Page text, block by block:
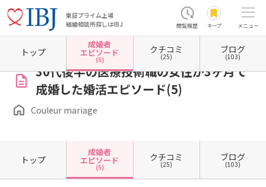
東証プライム上場
結婚相談所探しはIBJ
閲覧履歴 キープ メニュー
ホーム 福岡県の結婚相談所 福岡県福岡市 福岡県福岡市博多区 Couleur mariage
30代後半の医療技術職の女性が3ヶ月で
成婚した婚活エピソード(5)
Couleur mariage
トップ
成婚者
エピソード
(5)
クチコミ
(25)
ブログ
(103)
トップ
成婚者
エピソード
(5)
クチコミ
(25)
ブログ
(103)